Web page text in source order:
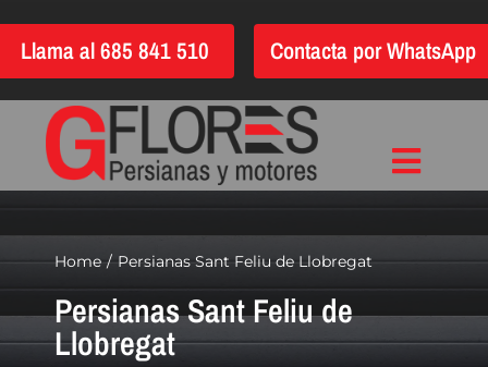
contenido
Llama al 685 841 510 Contacta por WhatsApp
Toggle
Instalación
Reparación
Motorización
Home Persianas Sant Feliu de Llobregat
Persianas Sant Feliu de
Llobregat